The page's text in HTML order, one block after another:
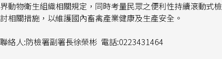
界動物衛生組織相關規定，同時考量民眾之便利性持續滾動式檢
討相關措施，以維護國內畜禽產業健康及生產安全。
聯絡人:防檢署副署長徐榮彬 電話:0223431464